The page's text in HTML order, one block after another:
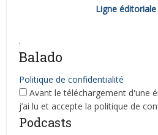
Ligne éditoriale
.
Balado
Politique de confidentialité
Avant le téléchargement d'une
j’ai lu et accepte la politique de
Podcasts